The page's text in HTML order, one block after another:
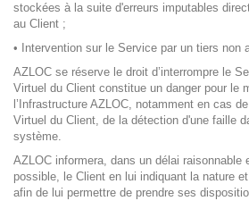
stockées à la suite d'erreurs imputables
au Client ;
• Intervention sur le Service par un tiers non
AZLOC se réserve le droit d’interrompre le
Virtuel du Client constitue un danger pour le
l’Infrastructure AZLOC, notamment en cas
Virtuel du Client, de la détection d'une faille
système.
AZLOC informera, dans un délai raisonnable
possible, le Client en lui indiquant la nature
afin de lui permettre de prendre ses